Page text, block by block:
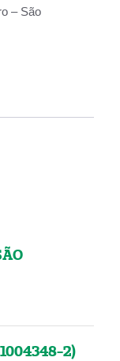
– São
2)